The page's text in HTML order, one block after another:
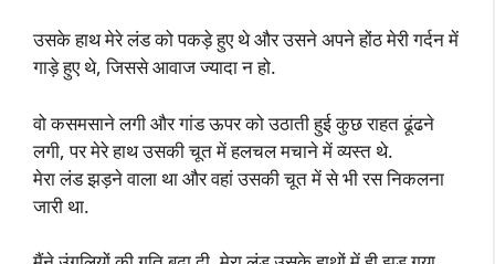
उसके हाथ मेरे लंड को पकड़े हुए थे और उसने अपने होंठ मेरी गर्दन में
गाड़े हुए थे, जिससे आवाज ज्यादा न हो.
वो कसमसाने लगी और गांड ऊपर को उठाती हुई कुछ राहत ढूंढने
लगी, पर मेरे हाथ उसकी चूत में हलचल मचाने में व्यस्त थे.
मेरा लंड झड़ने वाला था और वहां उसकी चूत में से भी रस निकलना
जारी था.